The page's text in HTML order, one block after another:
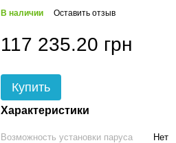
В наличии Оставить отзыв
117 235.20 грн
Купить
Характеристики
Возможность установки паруса Нет